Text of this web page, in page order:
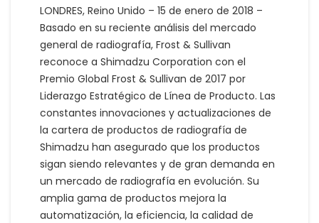
LONDRES, Reino Unido – 15 de enero de 2018 –
Basado en su reciente análisis del mercado
general de radiografía, Frost & Sullivan
reconoce a Shimadzu Corporation con el
Premio Global Frost & Sullivan de 2017 por
Liderazgo Estratégico de Línea de Producto. Las
constantes innovaciones y actualizaciones de
la cartera de productos de radiografía de
Shimadzu han asegurado que los productos
sigan siendo relevantes y de gran demanda en
un mercado de radiografía en evolución. Su
amplia gama de productos mejora la
automatización, la eficiencia, la calidad de